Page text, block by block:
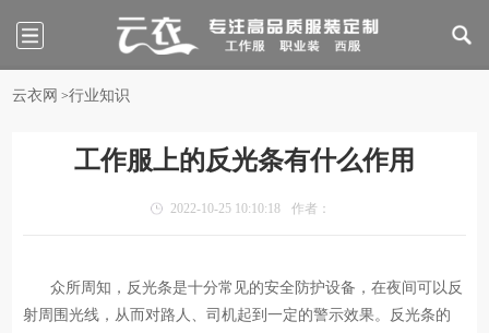
云衣网 >行业知识
工作服上的反光条有什么作用
2022-10-25 10:10:18 作者：
众所周知，反光条是十分常见的安全防护设备，在夜间可以反
射周围光线，从而对路人、司机起到一定的警示效果。反光条的